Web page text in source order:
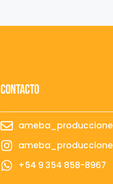
contacto
+54 9 354 858-8967